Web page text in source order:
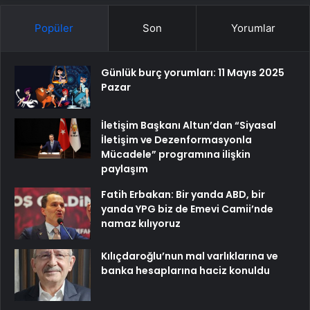
Popüler Son Yorumlar
Günlük burç yorumları: 11 Mayıs 2025
Pazar
İletişim Başkanı Altun’dan “Siyasal
İletişim ve Dezenformasyonla
Mücadele” programına ilişkin
paylaşım
Fatih Erbakan: Bir yanda ABD, bir
yanda YPG biz de Emevi Camii’nde
namaz kılıyoruz
Kılıçdaroğlu’nun mal varlıklarına ve
banka hesaplarına haciz konuldu